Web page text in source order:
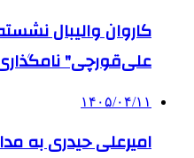
کاروان والیبال
علی‌قورچی"
۱۴۰۵/۰۴/۱۱
امیرعلی حیدری به